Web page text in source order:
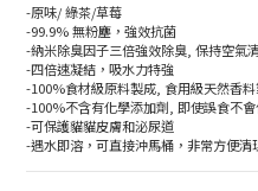
-原味/ 綠茶/草莓
-99.9% 無粉塵，強效抗菌
-納米除臭因子三倍強效除臭, 保持空氣
-四倍速凝結，吸水力特強
-100%食材級原料製成, 食用級天然香
-100%不含有化學添加劑, 即使誤食不
-可保護貓貓皮膚和泌尿道
-遇水即溶，可直接沖馬桶，非常方便清